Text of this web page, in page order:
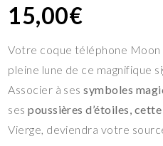
15,00€
Votre coque téléphone Moon
pleine lune de ce magnifique
Associer à sessymboles
sespoussières d’étoiles,
Vierge, deviendra votre